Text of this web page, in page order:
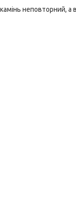
неповторний, а